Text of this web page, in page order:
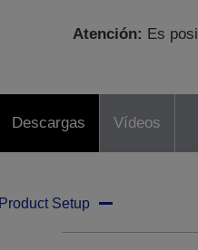
Atención: Es
Descargas Vídeos
Product Setup